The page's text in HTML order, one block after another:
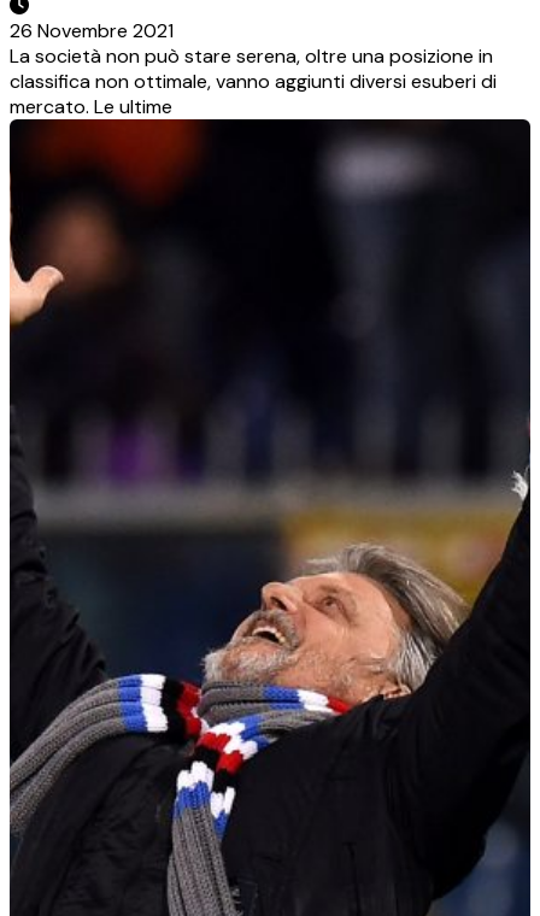
26 Novembre 2021
La società non può stare serena, oltre una posizione in
classifica non ottimale, vanno aggiunti diversi esuberi di
mercato. Le ultime